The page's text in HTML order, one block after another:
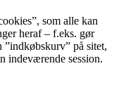
som alle kan
heraf – f.eks. gør
”indkøbskurv” på sitet,
indeværende session.